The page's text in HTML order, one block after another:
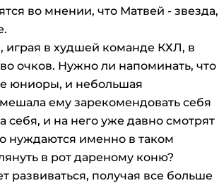
во мнении, что Матвей - звезда,
в худшей команде КХЛ, в
очков. Нужно ли напоминать, что
юниоры, и небольшая
ему зарекомендовать себя
себя, и на него уже давно смотрят
нуждаются именно в таком
в рот дареному коню?
получая все больше